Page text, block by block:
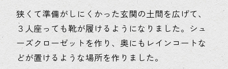
狭くて準備がしにくかった玄関の土間を広げて、
３人座っても靴が履けるようになりました。シュ
ーズクローゼットを作り、奥にもレインコートな
どが置けるような場所を作りました。